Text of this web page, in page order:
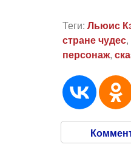
Теги: Льюис
стране чудес,
персонаж,